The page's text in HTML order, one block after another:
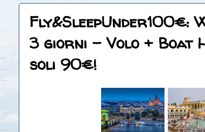
Fly&SleepUnder100€:
3 giorni - Volo + Boat
soli 90€!